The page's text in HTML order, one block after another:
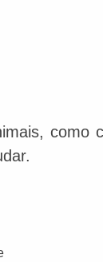
como